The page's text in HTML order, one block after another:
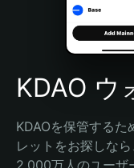
Português (Brasil)
Español (Argentina)
KDAO ウ
KDAOを保管するた
レットをお探しな
2,000万人のユーザ